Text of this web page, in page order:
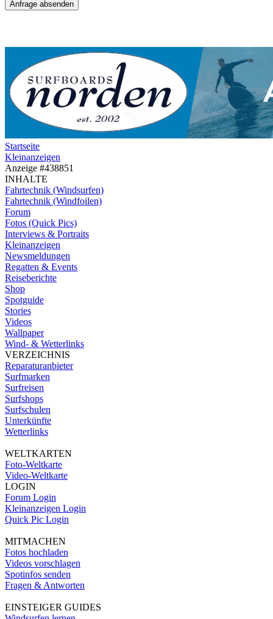
Startseite
Kleinanzeigen
Anzeige #438851
INHALTE
Fahrtechnik (Windsurfen)
Fahrtechnik (Windfoilen)
Forum
Fotos (Quick Pics)
Interviews & Portraits
Kleinanzeigen
Newsmeldungen
Regatten & Events
Reiseberichte
Shop
Spotguide
Stories
Videos
Wallpaper
Wind- & Wetterlinks
VERZEICHNIS
Reparaturanbieter
Surfmarken
Surfreisen
Surfshops
Surfschulen
Unterkünfte
Wetterlinks
WELTKARTEN
Foto-Weltkarte
Video-Weltkarte
LOGIN
Forum Login
Kleinanzeigen Login
Quick Pic Login
MITMACHEN
Fotos hochladen
Videos vorschlagen
Spotinfos senden
Fragen & Antworten
EINSTEIGER GUIDES